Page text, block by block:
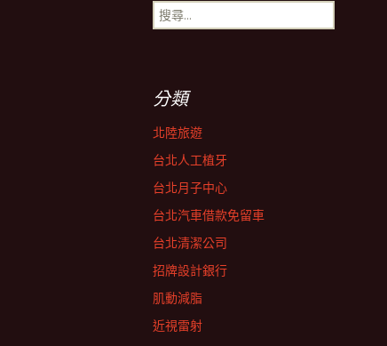
搜
尋
分類
北陸旅遊
台北人工植牙
台北月子中心
台北汽車借款免留車
台北清潔公司
招牌設計銀行
肌動減脂
近視雷射